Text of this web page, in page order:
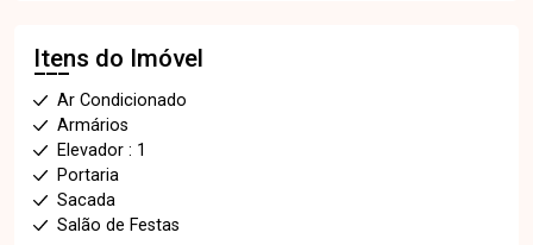
Itens do Imóvel
Ar Condicionado
Armários
Elevador : 1
Portaria
Sacada
Salão de Festas